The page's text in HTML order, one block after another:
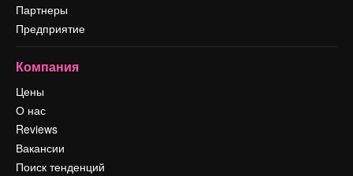
Партнеры
Предприятие
Компания
Цены
О нас
Reviews
Вакансии
Поиск тенденций